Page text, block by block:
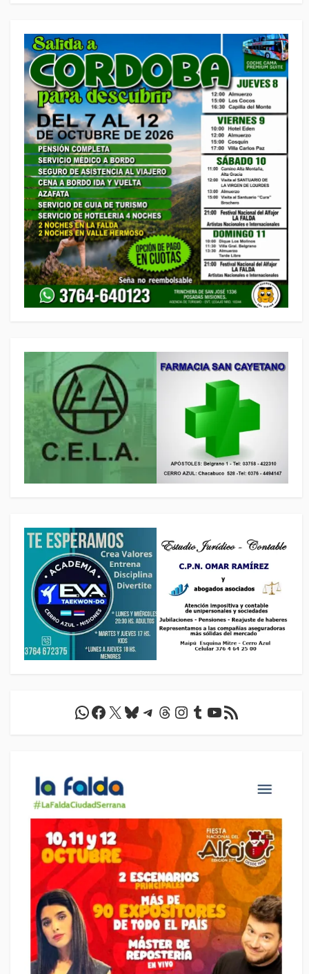
WhatsApp
Facebook
X Bluesky
Telegram
Threads
Instagram
Tumblr
YouTube
Feed RSS